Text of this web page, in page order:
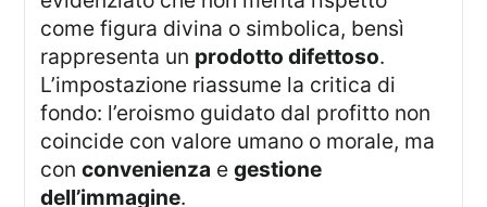
come figura divina o simbolica, bensì
rappresenta un prodotto difettoso.
L’impostazione riassume la critica di
fondo: l’eroismo guidato dal profitto non
coincide con valore umano o morale, ma
conconvenienza egestione
dell’immagine.